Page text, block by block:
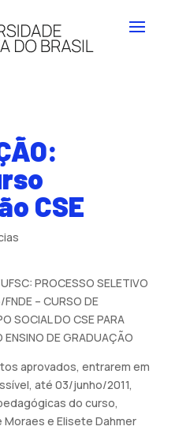
CSE
PROCESSO SELETIVO
– CURSO DE
SOCIAL DO CSE PARA
DE GRADUAÇÃO
aprovados, entrarem em
até 03/junho/2011,
do curso,
e Elisete Dahmer